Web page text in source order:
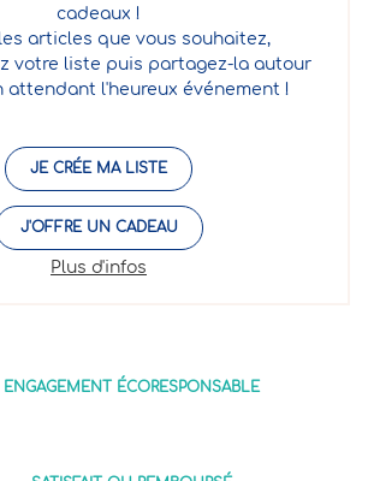
cadeaux !
articles que vous souhaitez,
votre liste puis partagez-la autour
attendant l'heureux événement !
JE CRÉE MA LISTE
J'OFFRE UN CADEAU
Plus d'infos
ENGAGEMENT ÉCORESPONSABLE